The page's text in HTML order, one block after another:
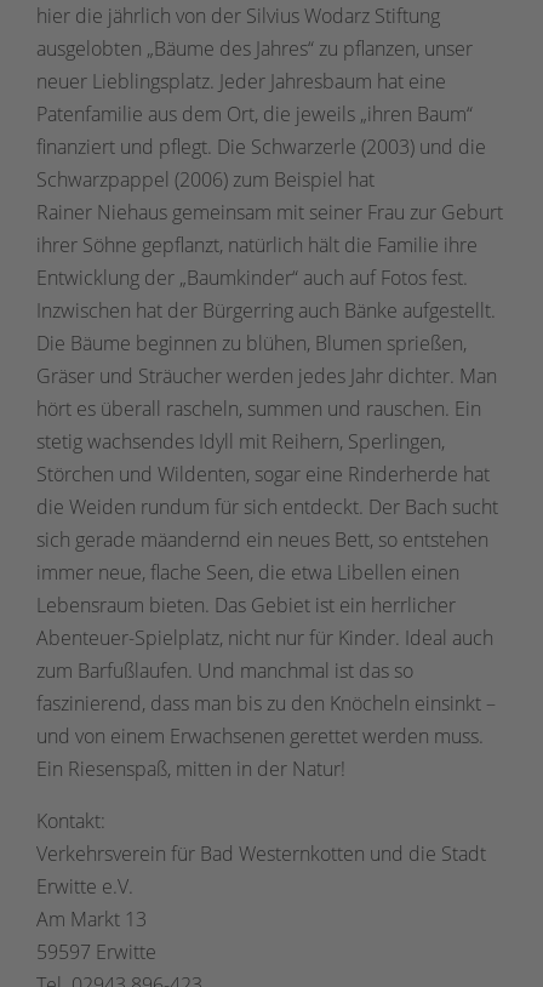
hier die jährlich von der Silvius Wodarz Stiftung
ausgelobten „Bäume des Jahres“ zu pflanzen, unser
neuer Lieblingsplatz. Jeder Jahresbaum hat eine
Patenfamilie aus dem Ort, die jeweils „ihren Baum“
finanziert und pflegt. Die Schwarzerle (2003) und die
Schwarzpappel (2006) zum Beispiel hat
Rainer Niehaus gemeinsam mit seiner Frau zur Geburt
ihrer Söhne gepflanzt, natürlich hält die Familie ihre
Entwicklung der „Baumkinder“ auch auf Fotos fest.
Inzwischen hat der Bürgerring auch Bänke aufgestellt.
Die Bäume beginnen zu blühen, Blumen sprießen,
Gräser und Sträucher werden jedes Jahr dichter. Man
hört es überall rascheln, summen und rauschen. Ein
stetig wachsendes Idyll mit Reihern, Sperlingen,
Störchen und Wildenten, sogar eine Rinderherde hat
die Weiden rundum für sich entdeckt. Der Bach sucht
sich gerade mäandernd ein neues Bett, so entstehen
immer neue, flache Seen, die etwa Libellen einen
Lebensraum bieten. Das Gebiet ist ein herrlicher
Abenteuer-Spielplatz, nicht nur für Kinder. Ideal auch
zum Barfußlaufen. Und manchmal ist das so
faszinierend, dass man bis zu den Knöcheln einsinkt –
und von einem Erwachsenen gerettet werden muss.
Ein Riesenspaß, mitten in der Natur!
Kontakt:
Verkehrsverein für Bad Westernkotten und die Stadt
Erwitte e.V.
Am Markt 13
59597 Erwitte